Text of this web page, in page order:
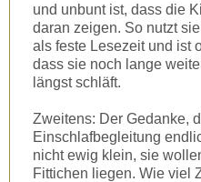
und unbunt ist, dass die
daran zeigen. So nutzt
als feste Lesezeit und ist
dass sie noch lange
längst schläft.
Zweitens: Der Gedanke,
Einschlafbegleitung
nicht ewig klein, sie
Fittichen liegen. Wie viel